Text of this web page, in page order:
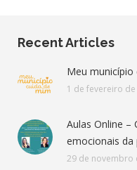
Recent Articles
Meu município
1 de fevereiro de
Aulas Online –
emocionais da
29 de novembro